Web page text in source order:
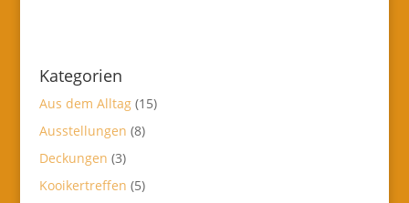
Kategorien
Aus dem Alltag(15)
Ausstellungen (8)
Deckungen (3)
Kooikertreffen (5)